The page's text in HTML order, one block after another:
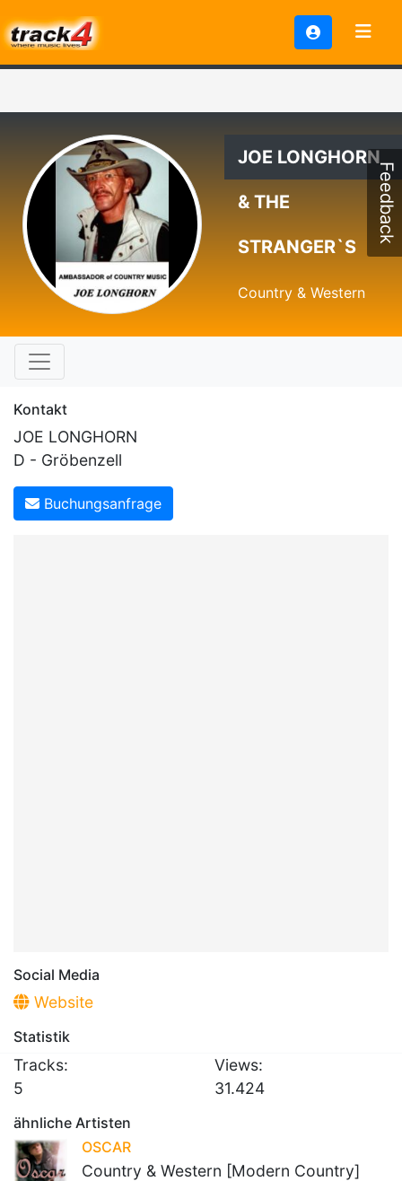
JOE LONGHORN
& THE
STRANGER`S
Country & Western
Kontakt
JOE LONGHORN
D - Gröbenzell
Buchungsanfrage
Social Media
Website
Statistik
Tracks:
5
Views:
31.424
ähnliche Artisten
OSCAR
Country & Western [Modern Country]
Feedback